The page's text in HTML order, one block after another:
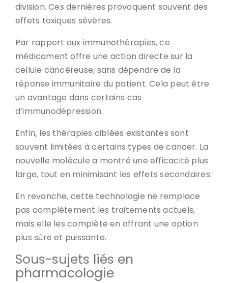
division. Ces dernières provoquent souvent des
effets toxiques sévères.
Par rapport aux immunothérapies, ce
médicament offre une action directe sur la
cellule cancéreuse, sans dépendre de la
réponse immunitaire du patient. Cela peut être
un avantage dans certains cas
d’immunodépression.
Enfin, les thérapies ciblées existantes sont
souvent limitées à certains types de cancer. La
nouvelle molécule a montré une efficacité plus
large, tout en minimisant les effets secondaires.
En revanche, cette technologie ne remplace
pas complètement les traitements actuels,
mais elle les complète en offrant une option
plus sûre et puissante.
Sous-sujets liés en
pharmacologie